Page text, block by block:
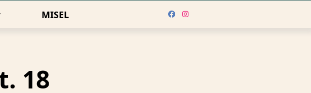
MISEL
18